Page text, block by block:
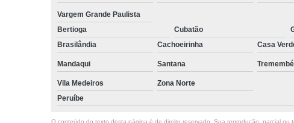
Vargem Grande Paulista
Bertioga
Cubatão
Brasilândia
Cachoeirinha Casa
Mandaqui Santana Tremembé
Vila Medeiros
Zona Norte
Peruíbe
O conteúdo do texto desta página é de direito reservado. Sua reprodução, parcial